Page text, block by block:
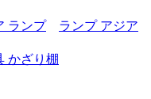
ランプ
ランプ アジア
かざり棚